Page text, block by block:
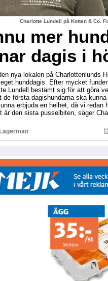
Charlotte Lundell på Kotten & Co.
mer
dagis i
nya lokalen på Charlottenlunds
hunddagis. Efter mycket
Lundell bestämt sig för att göra
första dagishundarna ska
erbjuda en helhet, då vi redan
är den sista pusselbiten, säger